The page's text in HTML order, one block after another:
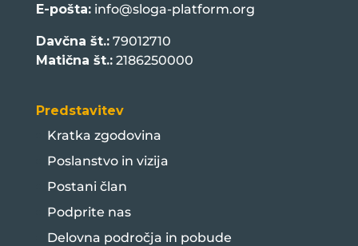
E-pošta: info@sloga-platform.org
Davčna št.:79012710
Matična št.:2186250000
Predstavitev
Kratka zgodovina
Poslanstvo in vizija
Postani član
Podprite nas
Delovna področja in pobude